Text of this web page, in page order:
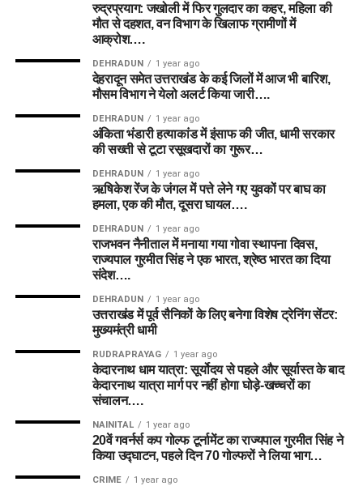
रुद्रप्रयाग: जखोली में फिर गुलदार का कहर, महिला की
मौत से दहशत, वन विभाग के खिलाफ ग्रामीणों में
आक्रोश….
DEHRADUN 1 year ago
देहरादून समेत उत्तराखंड के कई जिलों में आज भी बारिश,
मौसम विभाग ने येलो अलर्ट किया जारी….
DEHRADUN 1 year ago
अंकिता भंडारी हत्याकांड में इंसाफ की जीत, धामी सरकार
की सख्ती से टूटा रसूखदारों का गुरूर…
DEHRADUN 1 year ago
ऋषिकेश रेंज के जंगल में पत्ते लेने गए युवकों पर बाघ का
हमला, एक की मौत, दूसरा घायल….
DEHRADUN 1 year ago
राजभवन नैनीताल में मनाया गया गोवा स्थापना दिवस,
राज्यपाल गुरमीत सिंह ने एक भारत, श्रेष्ठ भारत का दिया
संदेश….
DEHRADUN 1 year ago
उत्तराखंड में पूर्व सैनिकों के लिए बनेगा विशेष ट्रेनिंग सेंटर:
मुख्यमंत्री धामी
RUDRAPRAYAG 1 year ago
केदारनाथ धाम यात्रा: सूर्योदय से पहले और सूर्यास्त के बाद
केदारनाथ यात्रा मार्ग पर नहीं होगा घोड़े-खच्चरों का
संचालन….
NAINITAL 1 year ago
20वें गवर्नर्स कप गोल्फ टूर्नामेंट का राज्यपाल गुरमीत सिंह ने
किया उद्घाटन, पहले दिन 70 गोल्फरों ने लिया भाग…
CRIME 1 year ago